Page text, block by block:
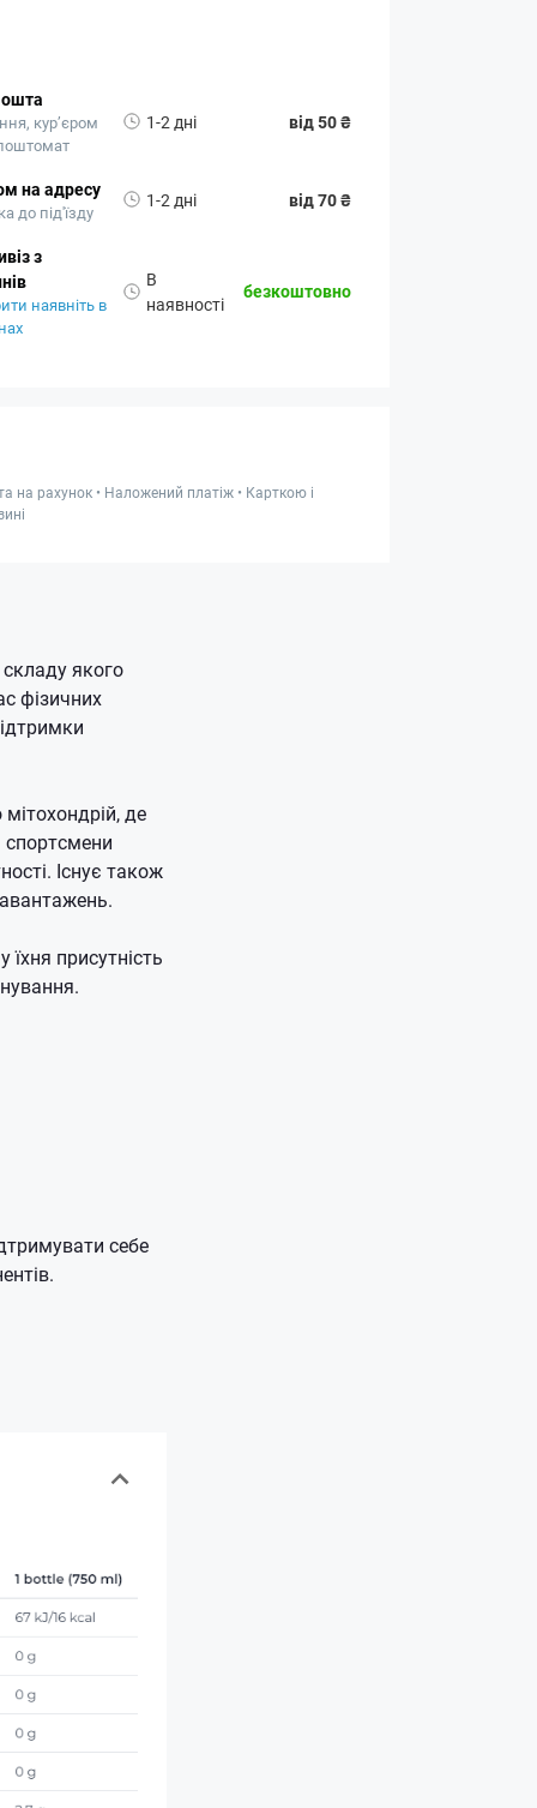
кур’єром
1-2 дні від 50 ₴
на адресу
до під'їзду
1-2 дні від 70 ₴
з
наявніть в
В
наявності
безкоштовно
на рахунок • Наложений платіж • Карткою і
якого
фізичних
де
спортсмени
Існує також
присутність
себе